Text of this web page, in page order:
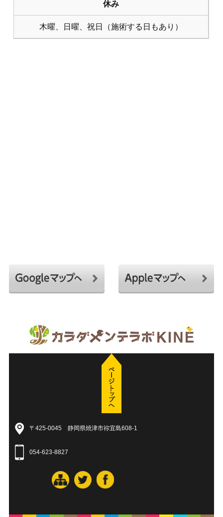
休み
木曜、日曜、祝日（施術する日もあり）
〒425-0045 静岡県焼津市祢宜島608-1
054-623-8827